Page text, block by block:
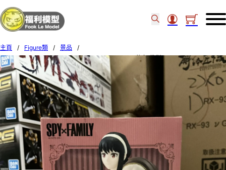
主頁 / Figure類 / 景品
/
BANDAI Banpresto SPY x FAILMY YOR FORGER 約兒·佛傑 882476